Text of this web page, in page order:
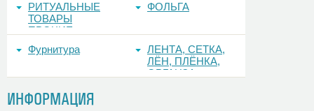
РИТУАЛЬНЫЕ
ТОВАРЫ
ПРОЧИЕ
ФОЛЬГА
Фурнитура
ЛЕНТА, СЕТКА,
ЛЁН, ПЛЁНКА,
ОРГАНЗА
ИНФОРМАЦИЯ